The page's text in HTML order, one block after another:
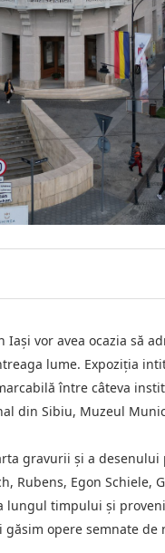
vor avea ocazia să
lume. Expoziția
între câteva
din Sibiu, Muzeul
gravurii și a
Rubens, Egon Schiele,
timpului și
opere semnate